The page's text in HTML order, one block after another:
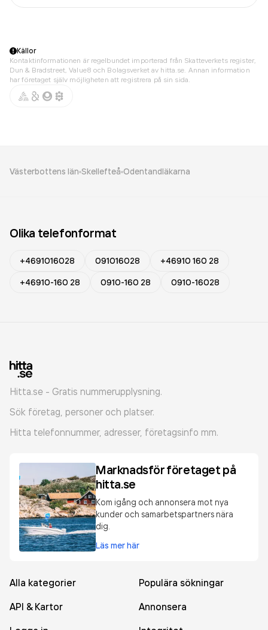
Källor
Kontaktinformationen är regelbundet importerad från Skatteverkets register,
Dun & Bradstreet, Value8 och Bolagsverket av hitta.se. Annan information
har företaget själv möjligheten att registrera på sin sida.
Västerbottens län Skellefteå Odentandläkarna
Olika telefonformat
+4691016028 091016028
+46910 160 28
+46910-160 28
0910-160 28 0910-16028
Hitta.se - Gratis nummerupplysning.
Sök företag, personer och platser.
Hitta telefonnummer, adresser, företagsinfo mm.
Marknadsför företaget på
hitta.se
Kom igång och annonsera mot nya
kunder och samarbetspartners nära
dig.
Läs mer här
Alla kategorier
Populära sökningar
API & Kartor
Annonsera